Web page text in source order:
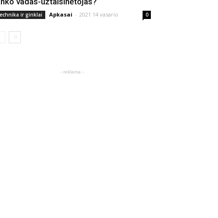
ir ginklai Apkasai - 2021 14 vasario 0
- reklama -